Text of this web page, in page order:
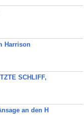
Harrison
SCHLIFF,
an den H